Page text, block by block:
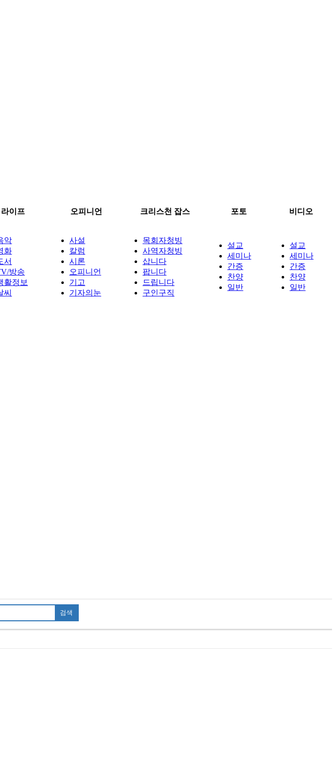
라이프 오피니언 크리스천 잡스 포토 비디오
악
화
서
방송
활정보
씨
사설
칼럼
시론
오피니언
기고
기자의눈
목회자청빙
사역자청빙
삽니다
팝니다
드립니다
구인구직
설교
세미나
간증
찬양
일반
설교
세미나
간증
찬양
일반
검색